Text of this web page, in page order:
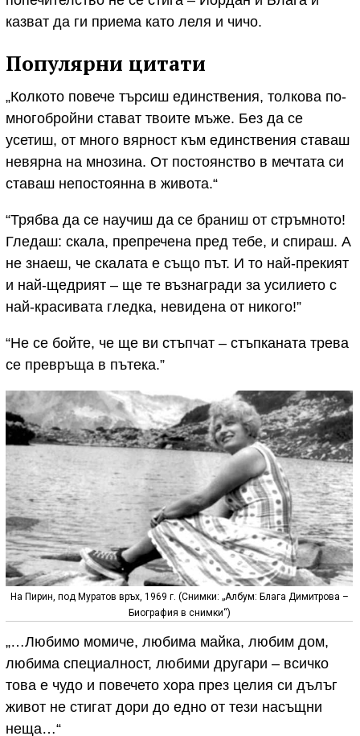
казват да ги приема като леля и чичо.
Популярни цитати
„Колкото повече търсиш единствения, толкова по-
многобройни стават твоите мъже. Без да се
усетиш, от много вярност към единствения ставаш
невярна на мнозина. От постоянство в мечтата си
ставаш непостоянна в живота.“
“Трябва да се научиш да се браниш от стръмното!
Гледаш: скала, препречена пред тебе, и спираш. А
не знаеш, че скалата е също път. И то най-прекият
и най-щедрият – ще те възнагради за усилието с
най-красивата гледка, невидена от никого!”
“Не се бойте, че ще ви стъпчат – стъпканата трева
се превръща в пътека.”
На Пирин, под Муратов връх, 1969 г. (Снимки: „Албум: Блага Димитрова –
Биография в снимки“)
„…Любимо момиче, любима майка, любим дом,
любима специалност, любими другари – всичко
това е чудо и повечето хора през целия си дълъг
живот не стигат дори до едно от тези насъщни
неща…“